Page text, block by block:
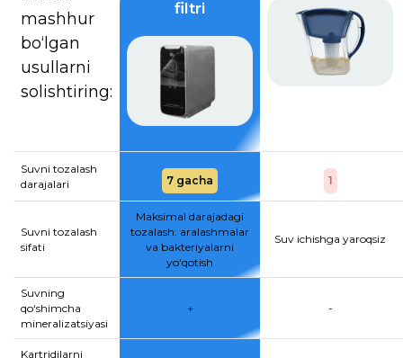
mashhur
bo‘lgan
usullarni
solishtiring:
filtri
Suvni tozalash
darajalari
7 gacha 1
Suvni tozalash
sifati
Maksimal darajadagi
tozalash: aralashmalar
va bakteriyalarni
yo‘qotish
Suv ichishga yaroqsiz
Suvning
qo‘shimcha
mineralizatsiyasi
+ -
Kartridjlarni